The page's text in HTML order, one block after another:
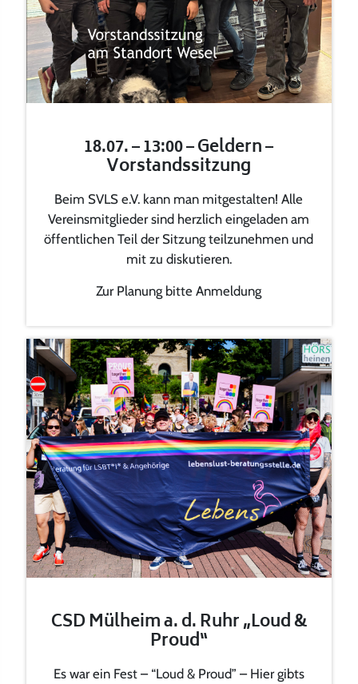
18.07. – 13:00 – Geldern –
Vorstandssitzung
Beim SVLS e.V. kann man mitgestalten! Alle
Vereinsmitglieder sind herzlich eingeladen am
öffentlichen Teil der Sitzung teilzunehmen und
mit zu diskutieren.
Zur Planung bitte Anmeldung
CSD Mülheim a. d. Ruhr „Loud &
Proud“
Es war ein Fest – “Loud & Proud” – Hier gibts